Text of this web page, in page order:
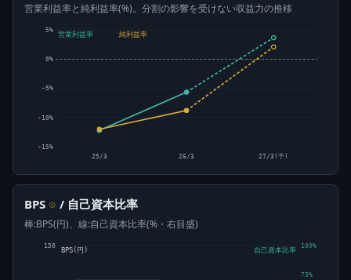
営業利益率と純利益率(%)。分割の影響を受けない収益力の推移
-15%
-10%
-5%
0%
5%
営業利益率 純利益率
25/3 26/3 27/3(予)
BPS ⊙ / 自己資本比率
棒:BPS(円)、線:自己資本比率(%・右目盛)
150
75%
100%
BPS(円) 自己資本比率